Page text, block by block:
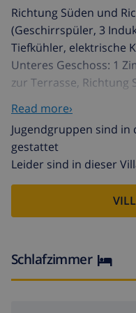
Richtung Süden und
(Geschirrspüler, 3
Tiefkühler, elektrische
Unteres Geschoss: 1
zur Terrasse, Richtung
mit 1 Bett (110 cm,
Terrasse 10 m2,
Terrassenmöbel.
Meer und die
Waschmaschine.
beachten: TV nur ES.
gemütliches
Read more›
Jugendgruppen sind
gestattet
Leider sind in dieser
Schlafzimmer